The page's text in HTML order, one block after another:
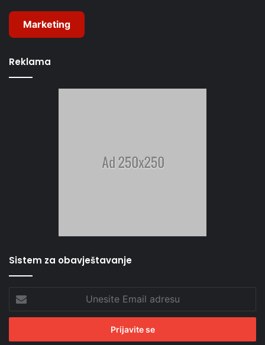
Marketing
Reklama
Sistem za obavještavanje
Email
adresu